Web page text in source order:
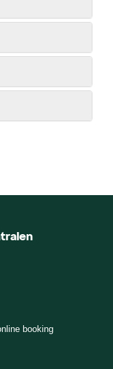
booking